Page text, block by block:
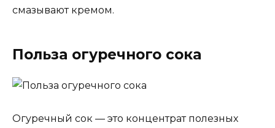
смазывают кремом.
Польза огуречного сока
Огуречный сок — это концентрат полезных